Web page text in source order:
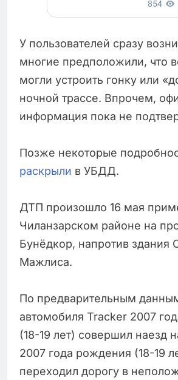
У пользователей сразу
многие предположили, что
могли устроить гонку или
ночной трассе. Впрочем,
информация пока не
Позже некоторые
раскрыли в УБДД.
ДТП произошло 16 мая
Чиланзарском районе на
Бунёдкор, напротив здания
Мажлиса.
По предварительным
автомобиля Tracker 2007
(18-19 лет) совершил наезд
2007 года рождения (18-19
переходил дорогу в